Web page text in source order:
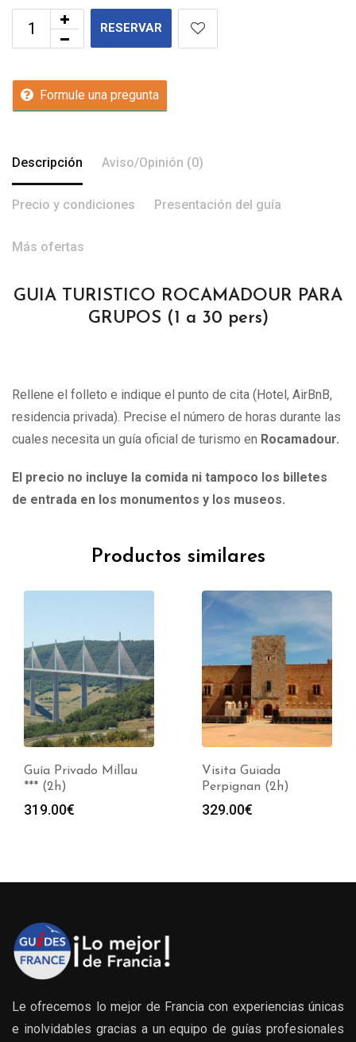
RESERVAR
Formule una pregunta
Descripción Aviso/Opinión (0)
Precio y condiciones Presentación del guía
Más ofertas
GUIA TURISTICO ROCAMADOUR PARA
GRUPOS (1 a 30 pers)
Rellene el folleto e indique el punto de cita (Hotel, AirBnB,
residencia privada). Precise el número de horas durante las
cuales necesita un guía oficial de turismo en Rocamadour.
El precio no incluye la comida ni tampoco los billetes
de entrada en los monumentos y los museos.
Productos similares
Guía Privado Millau
*** (2h)
319.00€
Visita Guiada
Perpignan (2h)
329.00€
Le ofrecemos lo mejor de Francia con experiencias únicas
e inolvidables gracias a un equipo de guías profesionales